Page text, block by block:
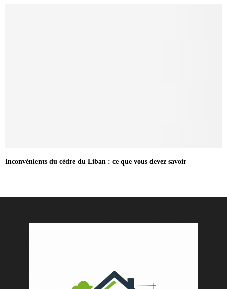
Inconvénients du cèdre du Liban : ce que vous devez savoir